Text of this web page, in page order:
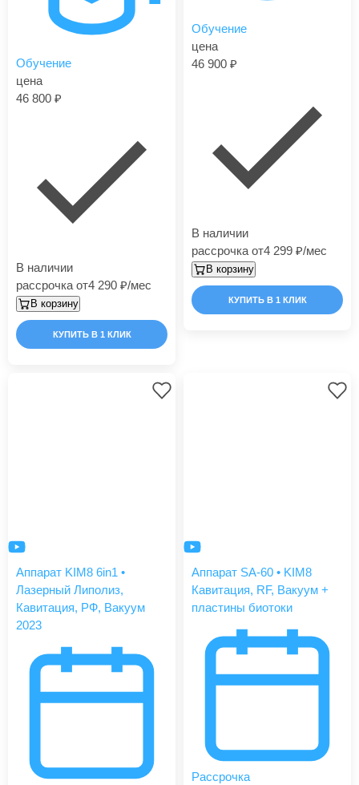
Обучение
цена
46 800
В наличии
рассрочка от4 290 /мес
В корзину
КУПИТЬ В 1 КЛИК
Обучение
цена
46 900
В наличии
рассрочка от4 299 /мес
В корзину
КУПИТЬ В 1 КЛИК
Аппарат KIM8 6in1 •
Лазерный Липолиз,
Кавитация, РФ, Вакуум
2023
Аппарат SA-60 • KIM8
Кавитация, RF, Вакуум +
пластины биотоки
Рассрочка